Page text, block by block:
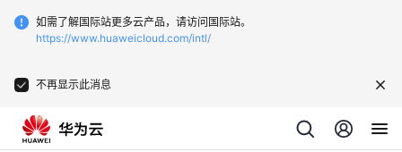
如需了解国际站更多云产品，请访问国际站。
https://www.huaweicloud.com/intl/
不再显示此消息